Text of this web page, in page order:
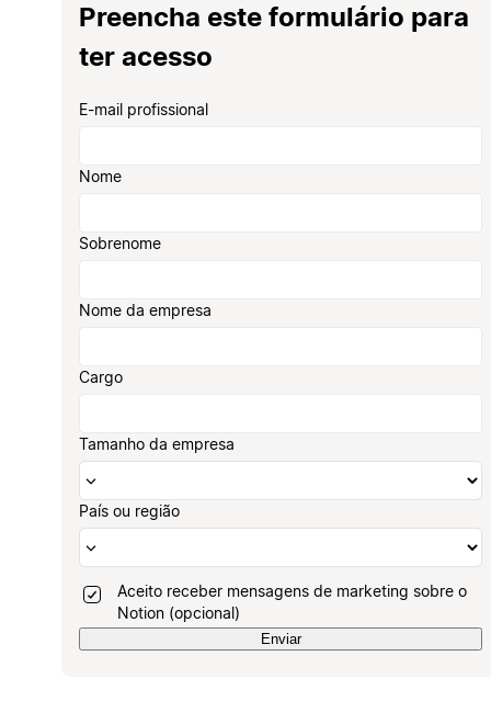
Preencha este formulário para
ter acesso
E-mail profissional
Nome
Sobrenome
Nome da empresa
Cargo
Tamanho da empresa
País ou região
Aceito receber mensagens de marketing sobre o
Notion (opcional)
Enviar